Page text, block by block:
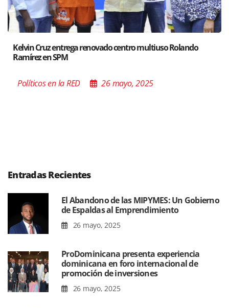
Santiago acoge exposición del Ministro de Cultura
Poder de las Buenas Palabras”
Políticos en la RED 26 mayo, 2025
Entradas Recientes
El Abandono de las MIPYMES: Un Gobierno
de Espaldas al Emprendimiento
26 mayo, 2025
ProDominicana presenta experiencia
dominicana en foro internacional de
promoción de inversiones
26 mayo, 2025